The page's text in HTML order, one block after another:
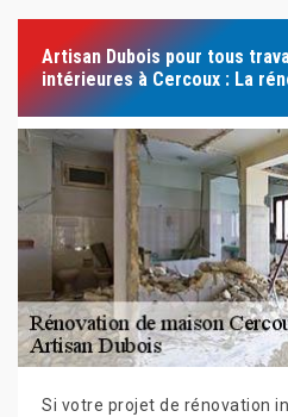
Artisan Dubois pour tous
intérieures à Cercoux : La
Si votre projet de rénovation